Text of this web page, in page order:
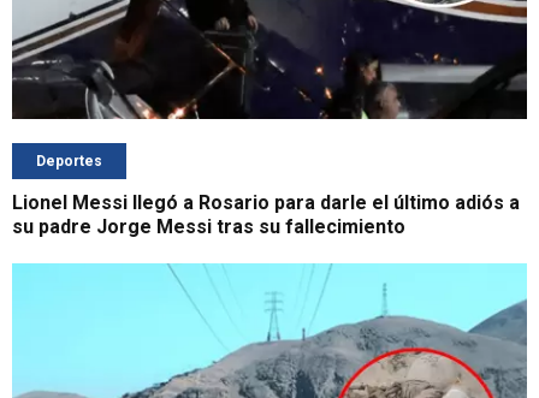
Deportes
Lionel Messi llegó a Rosario para darle el último adiós a
su padre Jorge Messi tras su fallecimiento